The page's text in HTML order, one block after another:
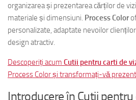
organizarea și prezentarea cărților de
materiale și dimensiuni. Process Color
personalizate, adaptate nevoilor
design atractiv.
Descoperiți acum Cutii pentru carti de
Process Color și transformați-vă
Introducere în Cutii